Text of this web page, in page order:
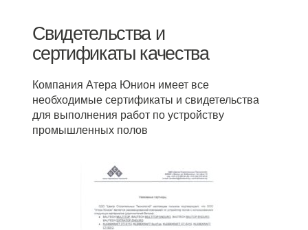
Свидетельства и
сертификаты качества
Компания Атера Юнион имеет все
необходимые сертификаты и свидетельства
для выполнения работ по устройству
промышленных полов